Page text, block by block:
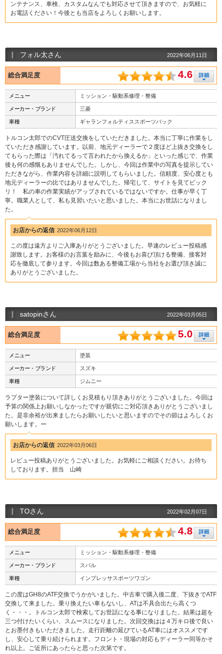
ンテナンス、車検、カスタムなんでも対応させて頂きますので、お気軽に
お電話ください！今後とも当店をよろしくお願いします。
フォル太さん 2022年06月11日
総合満足度 4.6
メニュー ミッション・駆動系修理・整備
メーカー・ブランド 三菱
車種 ギャランフォルティススポーツバック
トルコン太郎でのCVT圧送交換をしていただきました。本当に丁寧に作業をし
ていただき感謝しています。以前、地元ディーラーで２度ほど上抜き交換をし
てもらった際は「汚れてるって言われたから換えるか」といった感じで、作業
後も何の感慨もありませんでした。しかし、今回は作業中の写真を提示してい
ただきながら、作業内容を詳細に説明してもらいました。信頼度、安心度とも
地元ディーラーの比ではありませんでした。帰宅して、サイトを見てビック
リ！ 私の車の作業実績がアップされているではないですか。仕事が早く丁
寧。職業人として、私も見習いたいと思いました。本当にお世話になりまし
た。
お店からの返信 2022年06月12日
この度は遠方よりご入庫ありがとうございました。早速のレビュー投稿感
謝致します。お客様のお言葉を励みに、今後もお喜び頂ける整備、接客対
応を徹底して参ります。今回は数ある整備工場から当社をお選び頂き誠に
ありがとうございました。
satopinさん 2022年03月05日
総合満足度 5.0
メニュー 塗装
メーカー・ブランド スズキ
車種 ジムニー
ラプター塗装について詳しくお見積もり頂きありがとうございました。今回は
予算の関係上お願いしなかったですが親切にご対応頂きありがとうございまし
た。是非余裕が出来ましたらお願いしたいと思いますのでその節はよろしくお
願いします。ー
お店からの返信 2022年03月06日
レビュー投稿ありがとうございました。お気軽にご相談ください。お待ち
しております。担当 山崎
TOさん 2022年02月07日
総合満足度 4.8
メニュー ミッション・駆動系修理・整備
メーカー・ブランド スバル
車種 インプレッサスポーツワゴン
この度はGH8のATF交換でうかがいました。中古車で購入後二度、下抜きでATF
交換して来ました。乗り換えたい車もないし、ATは不具合出たら高くつ
く・・・。トルコン太郎で検索してお世話になる事になりました。結果は超を
三つ付けたいくらい、スムースになりました。次回交換はは４万キロ後で良い
とお墨付きもいただきました。走行距離の延びているAT車にはオススメです
し、安心して乗り続けられます。フロント・現場の対応もディーラー同等かそ
れ以上。ご近所にあったらと思った次第です。